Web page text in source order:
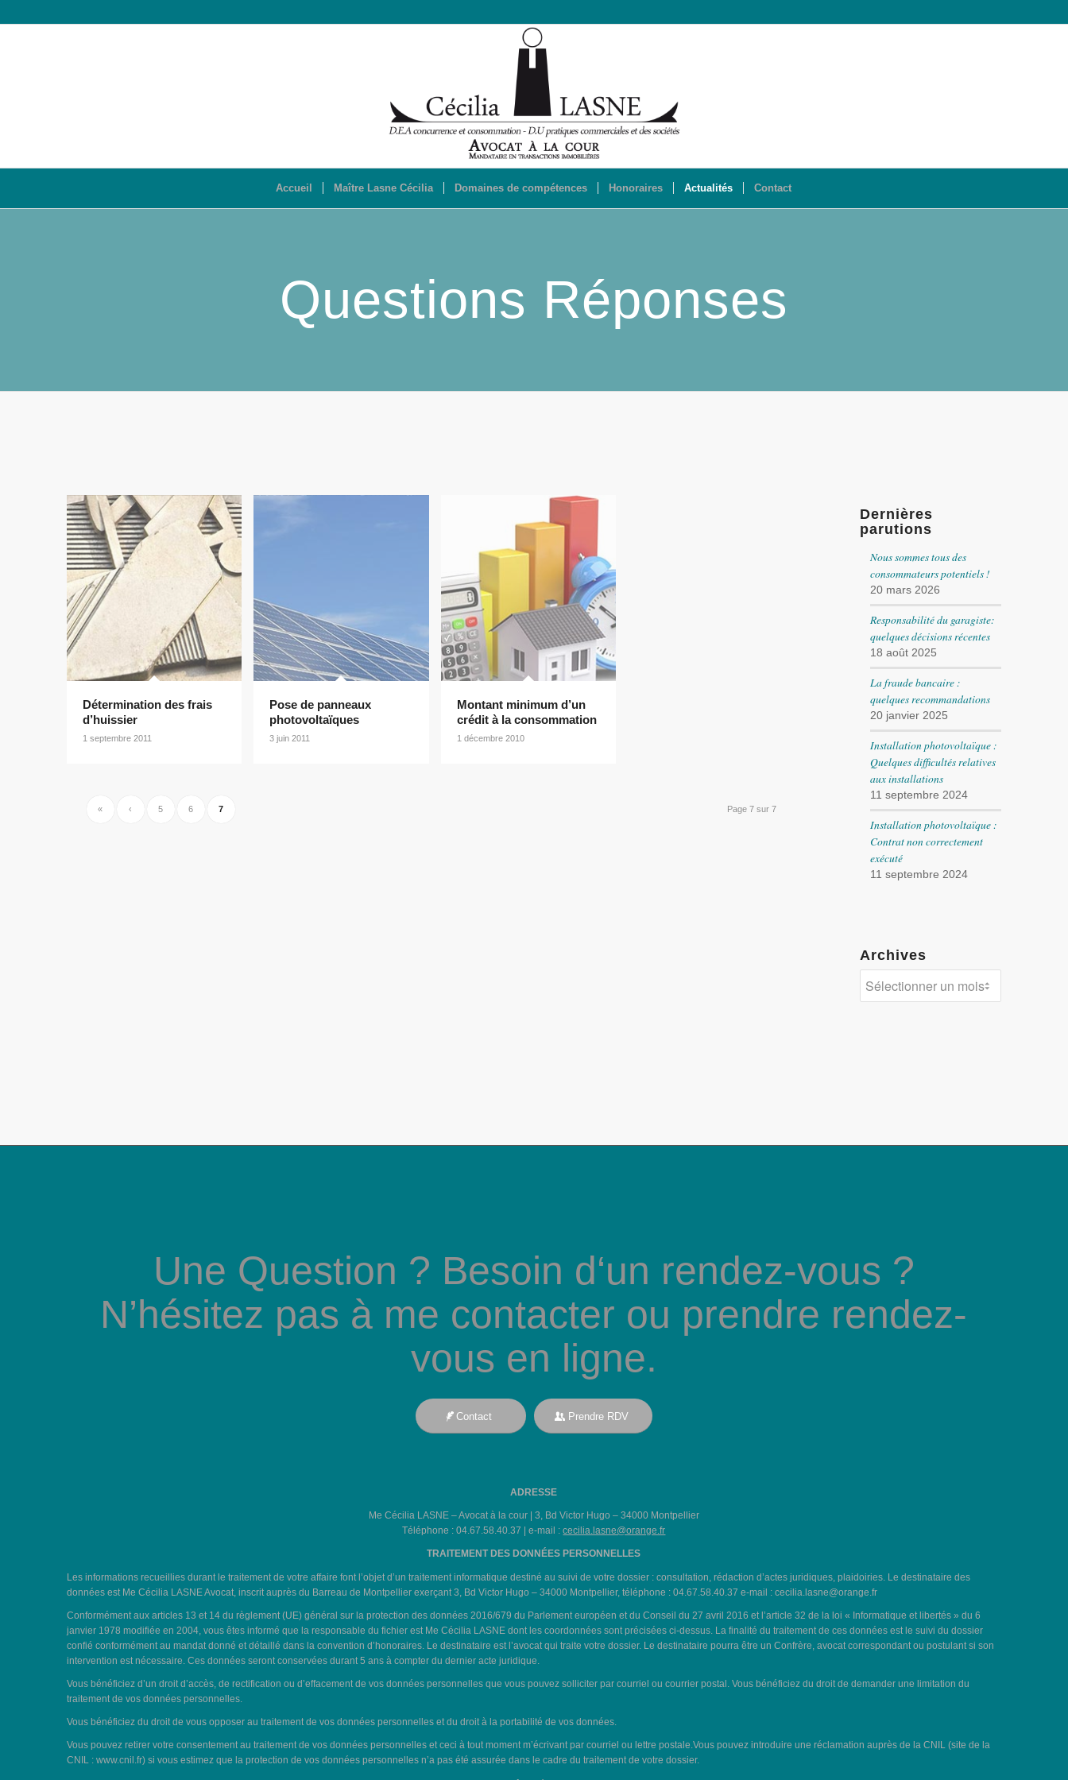
Accueil Maître Lasne Cécilia Domaines de compétences Honoraires Actualités Contact
Questions Réponses
Détermination des frais
d’huissier
1 septembre 2011
Pose de panneaux
photovoltaïques
3 juin 2011
Montant minimum d’un
crédit à la consommation
1 décembre 2010
Page 7 sur 7
« ‹ 5 6 7
Dernières
parutions
Nous sommes tous des
consommateurs potentiels !
20 mars 2026
Responsabilité du garagiste:
quelques décisions récentes
18 août 2025
La fraude bancaire :
quelques recommandations
20 janvier 2025
Installation photovoltaïque :
Quelques difficultés relatives
aux installations
11 septembre 2024
Installation photovoltaïque :
Contrat non correctement
exécuté
11 septembre 2024
Archives
Une Question ? Besoin d‘un rendez-vous ?
N’hésitez pas à me contacter ou prendre rendez-
vous en ligne.
Contact Prendre RDV
ADRESSE
Me Cécilia LASNE – Avocat à la cour | 3, Bd Victor Hugo – 34000 Montpellier
Téléphone : 04.67.58.40.37 | e-mail :cecilia.lasne@orange.fr
TRAITEMENT DES DONNÉES PERSONNELLES
Les informations recueillies durant le traitement de votre affaire font l’objet d’un traitement informatique destiné au suivi de votre dossier : consultation, rédaction d’actes juridiques, plaidoiries. Le destinataire des
données est Me Cécilia LASNE Avocat, inscrit auprès du Barreau de Montpellier exerçant 3, Bd Victor Hugo – 34000 Montpellier, téléphone : 04.67.58.40.37 e-mail : cecilia.lasne@orange.fr
Conformément aux articles 13 et 14 du règlement (UE) général sur la protection des données 2016/679 du Parlement européen et du Conseil du 27 avril 2016 et l’article 32 de la loi « Informatique et libertés » du 6
janvier 1978 modifiée en 2004, vous êtes informé que la responsable du fichier est Me Cécilia LASNE dont les coordonnées sont précisées ci-dessus. La finalité du traitement de ces données est le suivi du dossier
confié conformément au mandat donné et détaillé dans la convention d’honoraires. Le destinataire est l’avocat qui traite votre dossier. Le destinataire pourra être un Confrère, avocat correspondant ou postulant si son
intervention est nécessaire. Ces données seront conservées durant 5 ans à compter du dernier acte juridique.
Vous bénéficiez d’un droit d’accès, de rectification ou d’effacement de vos données personnelles que vous pouvez solliciter par courriel ou courrier postal. Vous bénéficiez du droit de demander une limitation du
traitement de vos données personnelles.
Vous bénéficiez du droit de vous opposer au traitement de vos données personnelles et du droit à la portabilité de vos données.
Vous pouvez retirer votre consentement au traitement de vos données personnelles et ceci à tout moment m’écrivant par courriel ou lettre postale.Vous pouvez introduire une réclamation auprès de la CNIL (site de la
CNIL : www.cnil.fr) si vous estimez que la protection de vos données personnelles n’a pas été assurée dans le cadre du traitement de votre dossier.